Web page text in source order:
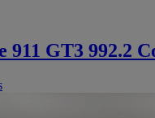
911 GT3 992.2